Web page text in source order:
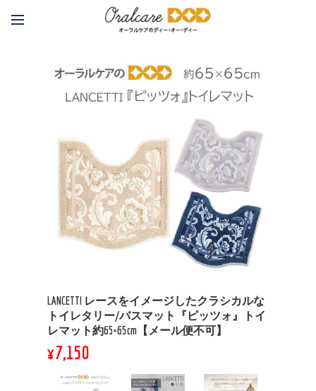
LANCETTI レースをイメージしたクラシカルな
トイレタリー/バスマット『ピッツォ』トイ
レマット約65×65cm【メール便不可】
¥7,150